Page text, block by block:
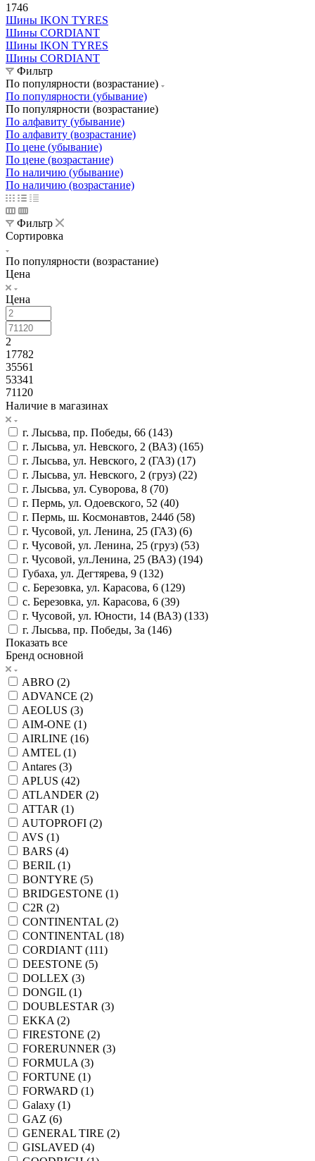
1746
Шины IKON TYRES
Шины CORDIANT
Шины IKON TYRES
Шины CORDIANT
Фильтр
По популярности (возрастание)
По популярности (убывание)
По популярности (возрастание)
По алфавиту (убывание)
По алфавиту (возрастание)
По цене (убывание)
По цене (возрастание)
По наличию (убывание)
По наличию (возрастание)
Фильтр
Сортировка
По популярности (возрастание)
Цена
Цена
2
17782
35561
53341
71120
Наличие в магазинах
г. Лысьва, пр. Победы, 66 (143)
г. Лысьва, ул. Невского, 2 (ВАЗ) (165)
г. Лысьва, ул. Невского, 2 (ГАЗ) (17)
г. Лысьва, ул. Невского, 2 (груз) (22)
г. Лысьва, ул. Суворова, 8 (70)
г. Пермь, ул. Одоевского, 52 (40)
г. Пермь, ш. Космонавтов, 244б (58)
г. Чусовой, ул. Ленина, 25 (ГАЗ) (6)
г. Чусовой, ул. Ленина, 25 (груз) (53)
г. Чусовой, ул.Ленина, 25 (ВАЗ) (194)
Губаха, ул. Дегтярева, 9 (132)
с. Березовка, ул. Карасова, 6 (129)
с. Березовка, ул. Карасова, 6 (39)
г. Чусовой, ул. Юности, 14 (ВАЗ) (133)
г. Лысьва, пр. Победы, 3а (146)
Показать все
Бренд основной
ABRO (2)
ADVANCE (2)
AEOLUS (3)
AIM-ONE (1)
AIRLINE (16)
AMTEL (1)
Antares (3)
APLUS (42)
ATLANDER (2)
ATTAR (1)
AUTOPROFI (2)
AVS (1)
BARS (4)
BERIL (1)
BONTYRE (5)
BRIDGESTONE (1)
C2R (2)
CONTINENTAL (2)
CONTINENTAL (18)
CORDIANT (111)
DEESTONE (5)
DOLLEX (3)
DONGIL (1)
DOUBLESTAR (3)
EKKA (2)
FIRESTONE (2)
FORERUNNER (3)
FORMULA (3)
FORTUNE (1)
FORWARD (1)
Galaxy (1)
GAZ (6)
GENERAL TIRE (2)
GISLAVED (4)